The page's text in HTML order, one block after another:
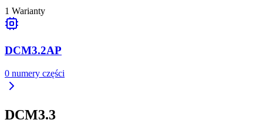
1 Warianty
DCM3.2AP
0 numery części
DCM3.3